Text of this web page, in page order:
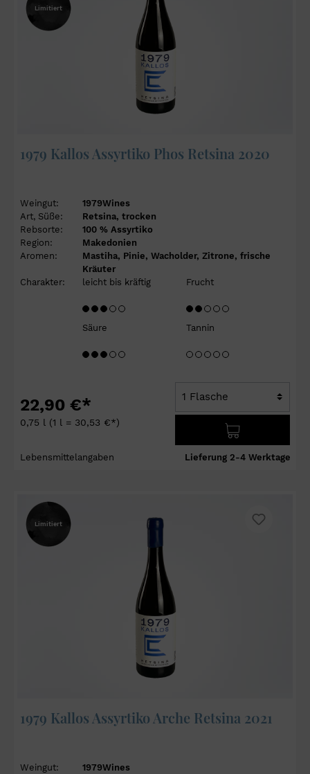
Limitiert
1979 Kallos Assyrtiko Phos Retsina 2020
Weingut:
1979Wines
Art, Süße:
Retsina, trocken
Rebsorte:
100 % Assyrtiko
Region:
Makedonien
Aromen:
Mastiha, Pinie, Wacholder, Zitrone, frische
Kräuter
Charakter:
leicht bis kräftig Frucht
Säure Tannin
22,90 €*
0,75 l (1 l = 30,53 €*)
Lebensmittelangaben Lieferung 2-4 Werktage
Limitiert
1979 Kallos Assyrtiko Arche Retsina 2021
Weingut:
1979Wines